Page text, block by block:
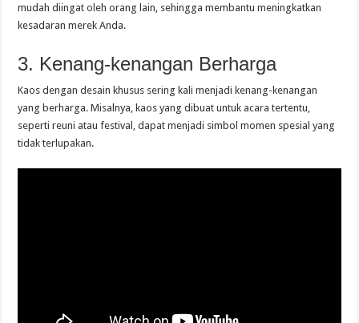
mudah diingat oleh orang lain, sehingga membantu meningkatkan
kesadaran merek Anda.
3. Kenang-kenangan Berharga
Kaos dengan desain khusus sering kali menjadi kenang-kenangan
yang berharga. Misalnya, kaos yang dibuat untuk acara tertentu,
seperti reuni atau festival, dapat menjadi simbol momen spesial yang
tidak terlupakan.